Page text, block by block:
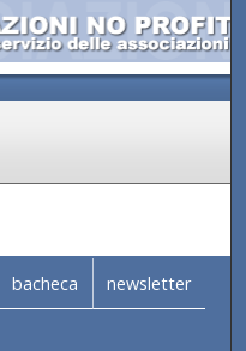
bacheca newsletter